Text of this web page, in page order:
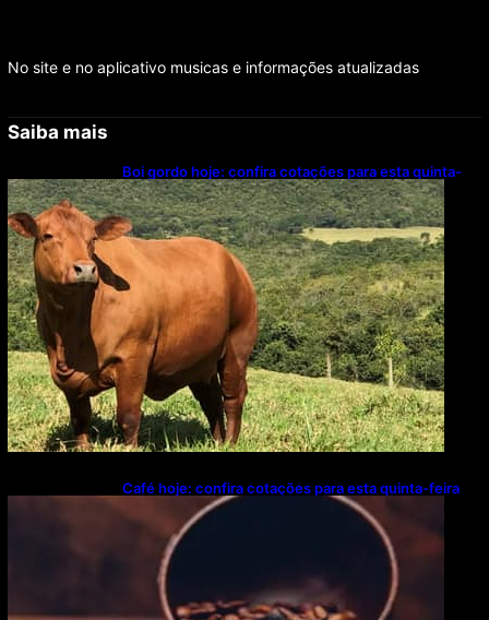
No site e no aplicativo musicas e informações atualizadas
Saiba mais
Boi gordo hoje: confira cotações para esta quinta-
feira (6)
Café hoje: confira cotações para esta quinta-feira